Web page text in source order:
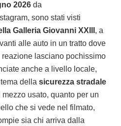
2026 da
sono stati visti
Galleria Giovanni XXIII , a
alle auto in un tratto dove
lasciano pochissimo
anche a livello locale,
della sicurezza stradale
mezzo usato, quanto per un
che si vede nel filmato,
sia chi arriva dalla